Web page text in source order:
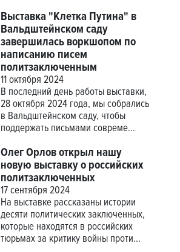
Выставка "Клетка Путина" в
Вальдштейнском саду
завершилась воркшопом по
написанию писем
политзаключенным
11 октября 2024
В последний день работы выставки,
28 октября 2024 года, мы собрались
в Вальдштейнском саду, чтобы
поддержать письмами совреме...
Олег Орлов открыл нашу
новую выставку о российских
политзаключенных
17 сентября 2024
На выставке рассказаны истории
десяти политических заключенных,
которые находятся в российских
тюрьмах за критику войны проти...